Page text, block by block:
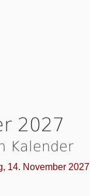
2027
Kalender
14. November 2027